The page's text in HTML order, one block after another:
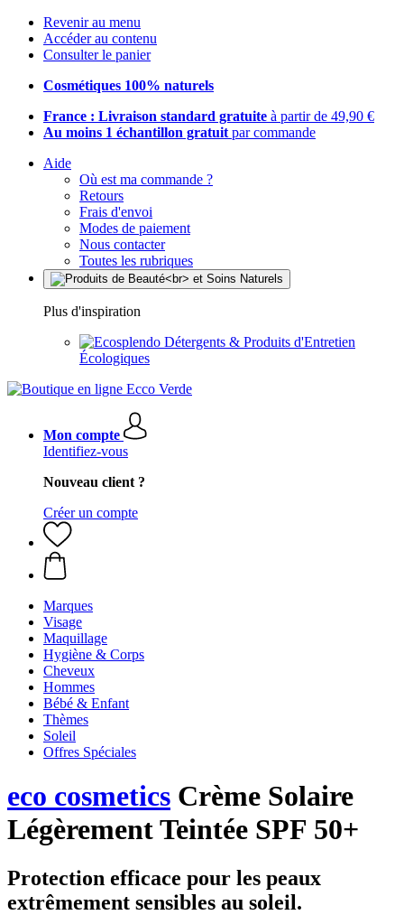
Revenir au menu
Accéder au contenu
Consulter le panier
Cosmétiques 100% naturels
France : Livraison standard gratuite à partir de 49,90 €
Au moins 1 échantillon gratuit par commande
Aide
Où est ma commande ?
Retours
Frais d'envoi
Modes de paiement
Nous contacter
Toutes les rubriques
Plus d'inspiration
Détergents & Produits d'Entretien
Écologiques
Mon compte
Identifiez-vous
Nouveau client ?
Créer un compte
Marques
Visage
Maquillage
Hygiène & Corps
Cheveux
Hommes
Bébé & Enfant
Thèmes
Soleil
Offres Spéciales
eco cosmetics Crème Solaire
Légèrement Teintée SPF 50+
Protection efficace pour les peaux
extrêmement sensibles au soleil.